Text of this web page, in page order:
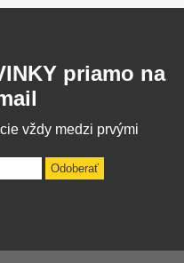
priamo na
vždy medzi prvými
Odoberať